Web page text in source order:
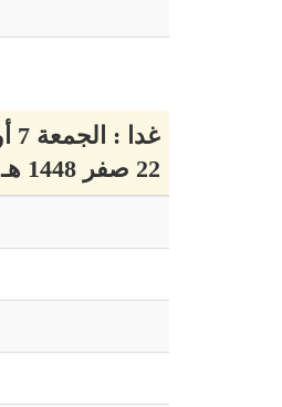
غدا : الجمعة 7 أوت 2026 م
22 صفر 1448 هـ